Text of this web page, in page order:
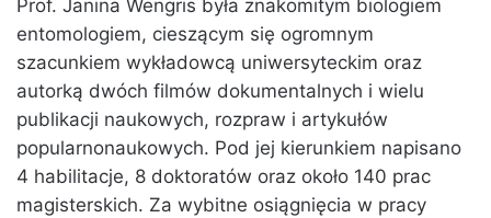
Prof. Janina Wengris była znakomitym biologiem
entomologiem, cieszącym się ogromnym
szacunkiem wykładowcą uniwersyteckim oraz
autorką dwóch filmów dokumentalnych i wielu
publikacji naukowych, rozpraw i artykułów
popularnonaukowych. Pod jej kierunkiem napisano
4 habilitacje, 8 doktoratów oraz około 140 prac
magisterskich. Za wybitne osiągnięcia w pracy